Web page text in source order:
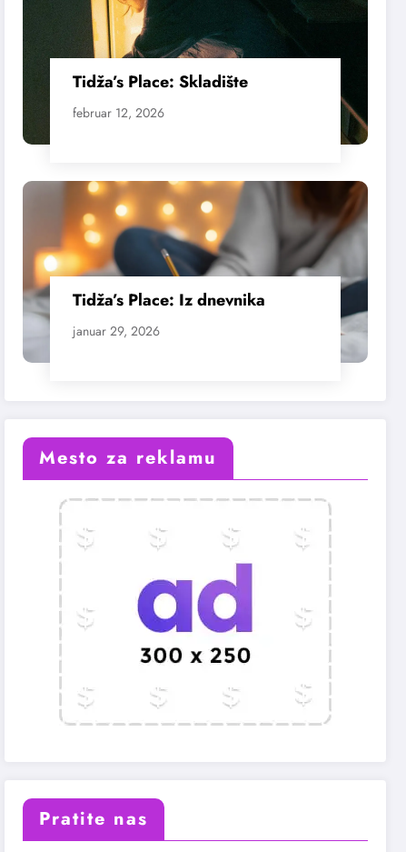
Tidža’s Place: Skladište
februar 12, 2026
Tidža’s Place: Iz dnevnika
januar 29, 2026
Mesto za reklamu
Pratite nas